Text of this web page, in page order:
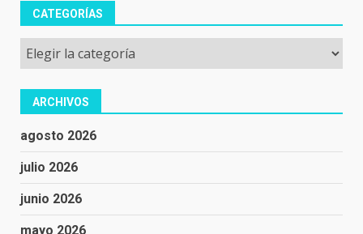
CATEGORÍAS
Categorías
ARCHIVOS
agosto 2026
julio 2026
junio 2026
mayo 2026